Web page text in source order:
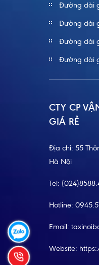
Đường dài
Đường dài
Đường dài
Đường dài
CTY CP
GIÁ RẺ
Địa chỉ: 55
Hà Nội
Tel:
Hotline:
Email:
Website: